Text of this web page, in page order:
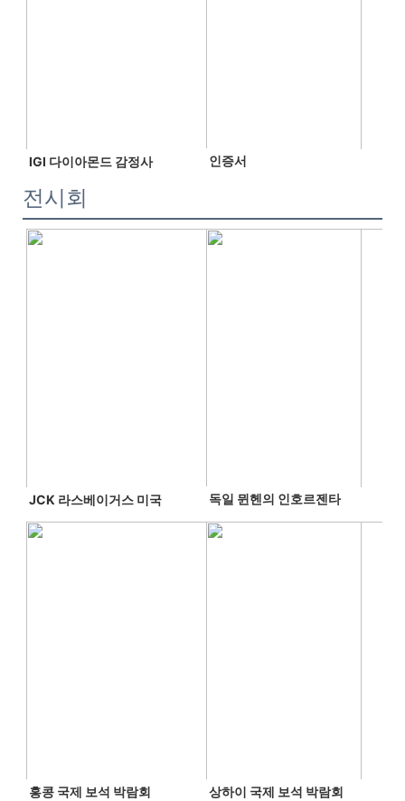
IGI 다이아몬드 감정사 인증서
전시회
JCK 라스베이거스 미국 독일 뮌헨의 인호르젠타
홍콩 국제 보석 박람회 상하이 국제 보석 박람회